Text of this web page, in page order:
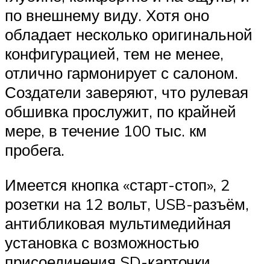
по внешнему виду. Хотя оно
обладает несколько оригинальной
конфигурацией, тем не менее,
отлично гармонирует с салоном.
Создатели заверяют, что рулевая
обшивка прослужит, по крайней
мере, в течение 100 тыс. км
пробега.
Имеется кнопка «старт-стоп», 2
розетки на 12 вольт, USB-разъём,
антибликовая мультимедийная
установка с возможностью